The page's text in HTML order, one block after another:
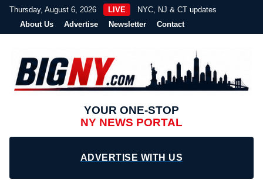
Thursday, August 6, 2026 LIVE
NYC, NJ & CT updates
About Us
Advertise Newsletter Contact
YOUR ONE-STOP
NY NEWS PORTAL
ADVERTISE WITH US